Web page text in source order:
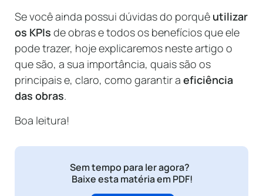
Se você ainda possui dúvidas do porquê utilizar
os KPIs de obras e todos os benefícios que ele
pode trazer, hoje explicaremos neste artigo o
que são, a sua importância, quais são os
principais e, claro, como garantir a eficiência
das obras.
Boa leitura!
Sem tempo para ler agora?
Baixe esta matéria em PDF!